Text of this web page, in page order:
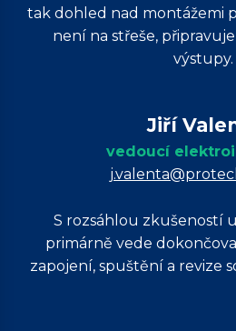
tak dohled nad montážemi
není na střeše,
výstupy.
Jiří
vedoucí
S rozsáhlou zkušeností
primárně vede
zapojení, spuštění a revize